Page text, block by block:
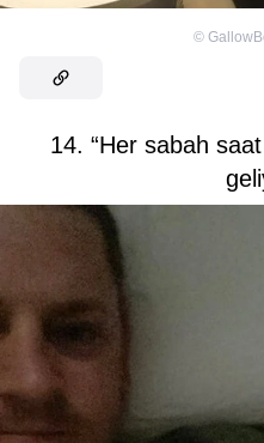
©
14. “Her sabah